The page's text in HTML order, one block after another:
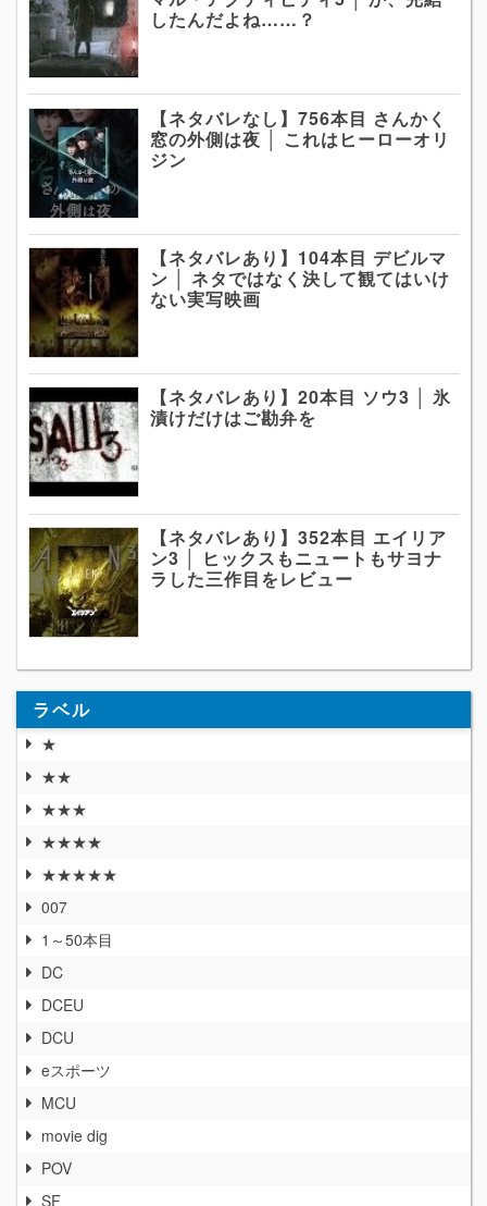
したんだよね……？
【ネタバレなし】756本目 さんかく
窓の外側は夜 │ これはヒーローオリ
ジン
【ネタバレあり】104本目 デビルマ
ン │ ネタではなく決して観てはいけ
ない実写映画
【ネタバレあり】20本目 ソウ3 │ 氷
漬けだけはご勘弁を
【ネタバレあり】352本目 エイリア
ン3 │ ヒックスもニュートもサヨナ
ラした三作目をレビュー
ラベル
★
★★
★★★
★★★★
★★★★★
007
1～50本目
DC
DCEU
DCU
eスポーツ
MCU
movie dig
POV
SF